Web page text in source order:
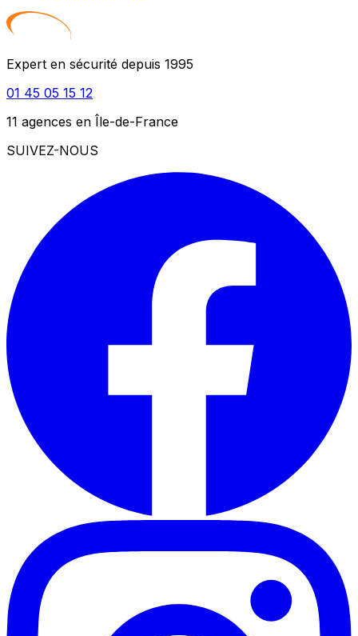
Expert en sécurité depuis 1995
01 45 05 15 12
11 agences en Île-de-France
SUIVEZ-NOUS